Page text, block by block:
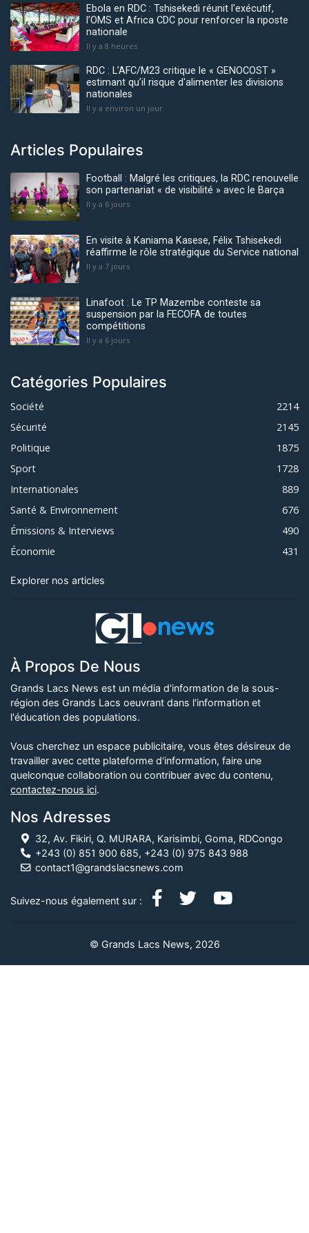
Ebola en RDC : Tshisekedi réunit l'exécutif,
l’OMS et Africa CDC pour renforcer la riposte
nationale
Il y a 8 heures
RDC : L’AFC/M23 critique le « GENOCOST »
estimant qu’il risque d'alimenter les divisions
nationales
Il y a environ un jour
Articles Populaires
Football : Malgré les critiques, la RDC renouvelle
son partenariat « de visibilité » avec le Barça
Il y a 6 jours
En visite à Kaniama Kasese, Félix Tshisekedi
réaffirme le rôle stratégique du Service national
Il y a 7 jours
Linafoot : Le TP Mazembe conteste sa
suspension par la FECOFA de toutes
compétitions
Il y a 6 jours
Catégories Populaires
Société
2214
Sécurité
2145
Politique
1875
Sport
1728
Internationales
889
Santé & Environnement
676
Émissions & Interviews
490
Économie
431
Explorer nos articles
À Propos De Nous
Grands Lacs News est un média d'information de la sous-
région des Grands Lacs oeuvrant dans l'information et
l'éducation des populations.
Vous cherchez un espace publicitaire, vous êtes désireux de
travailler avec cette plateforme d'information, faire une
quelconque collaboration ou contribuer avec du contenu,
contactez-nous ici.
Nos Adresses
32, Av. Fikiri, Q. MURARA, Karisimbi, Goma, RDCongo
+243 (0) 851 900 685, +243 (0) 975 843 988
contact1@grandslacsnews.com
Suivez-nous également sur :
© Grands Lacs News, 2026